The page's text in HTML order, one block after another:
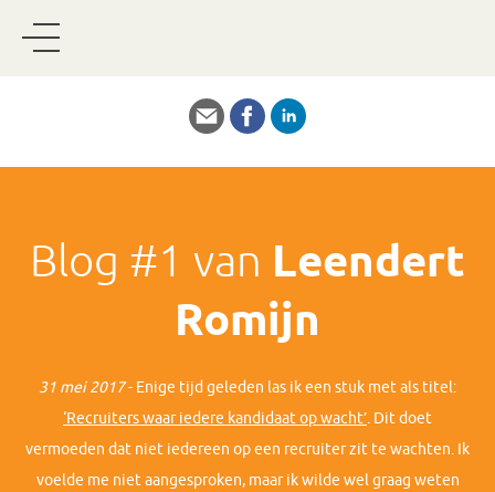
Blog #1 van Leendert
Romijn
31 mei 2017- Enige tijd geleden las ik een stuk met als titel:
‘Recruiters waar iedere kandidaat op wacht’. Dit doet
vermoeden dat niet iedereen op een recruiter zit te wachten. Ik
voelde me niet aangesproken, maar ik wilde wel graag weten